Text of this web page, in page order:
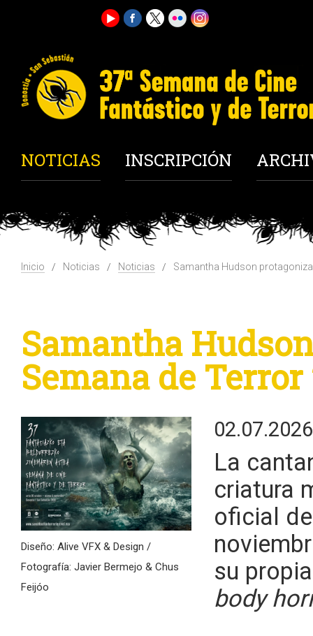
NOTICIAS INSCRIPCIÓN
Inicio Noticias Noticias Samantha Hudson
Samantha
Semana de Terror
Diseño: Alive VFX & Design /
Fotografía: Javier Bermejo & Chus
Feijóo
02.07.2026
La
criatura
oficial
su
body